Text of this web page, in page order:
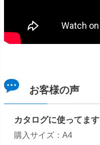
お客様の声
カタログに使ってます
購入サイズ：A4